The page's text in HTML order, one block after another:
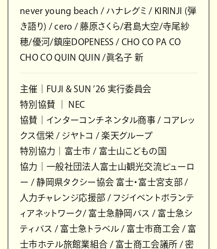
never young beach / ハナレグミ / KIRINJI (弾
き語り) / cero / 藤原さくら/君島大空/寺尾紗
穂/優河/鎮座DOPENESS / CHO CO PA CO
CHO CO QUIN QUIN /眞名子 新
主催｜FUJI & SUN ’26 実行委員会
特別協賛 ｜ NEC
協賛｜インターコンチネンタル商事 / コアレッ
クス信栄 / ジヤトコ / 楽天グループ
特別協力｜富士市 / 富士山こどもの国
協力｜一般社団法人富士山観光交流ビューロ
ー / 静岡県タクシー協会 富士・富士宮支部 /
人力チャレンジ応援部 / フジイベントボランテ
ィアネットワーク/ 富士急静岡バス / 富士急シ
ティバス / 富士急トラベル / 富士市商工会 / 富
士市ホテル旅館業組合 / 富士商工会議所 / 密